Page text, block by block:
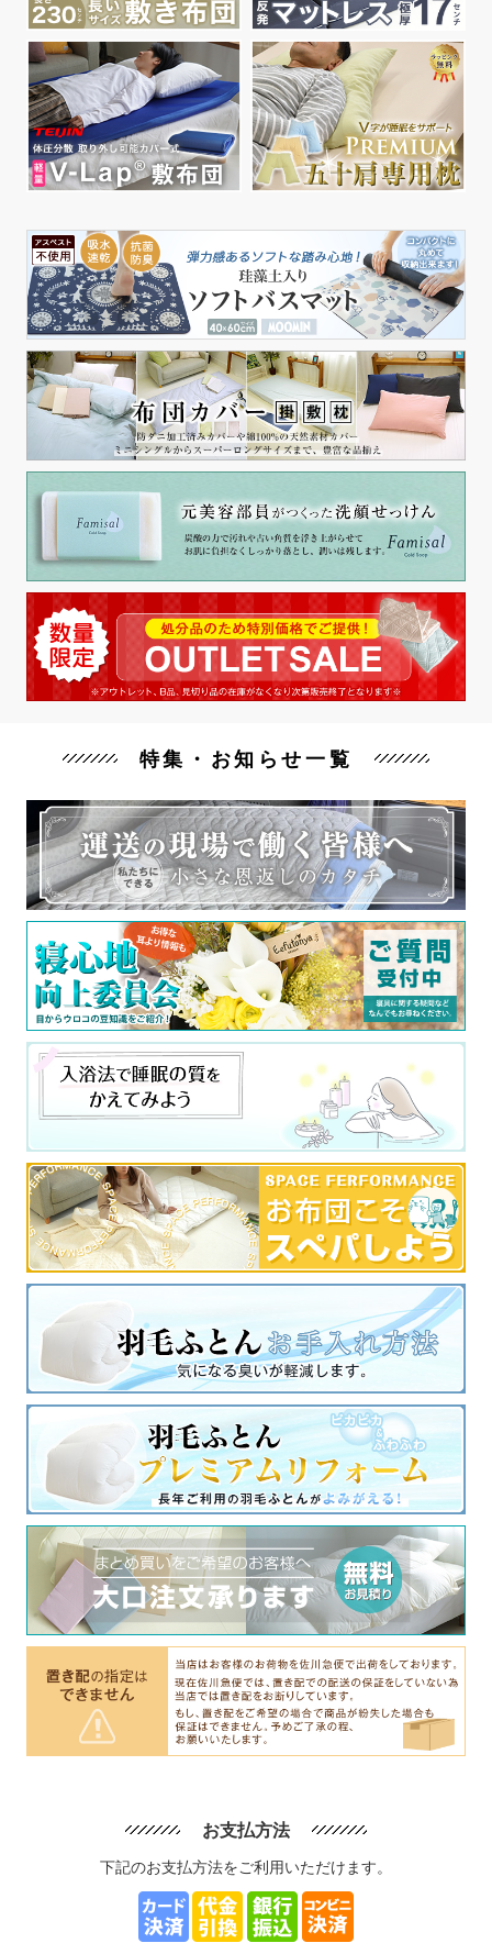
特集・お知らせ一覧
お支払方法
下記のお支払方法をご利用いただけます。